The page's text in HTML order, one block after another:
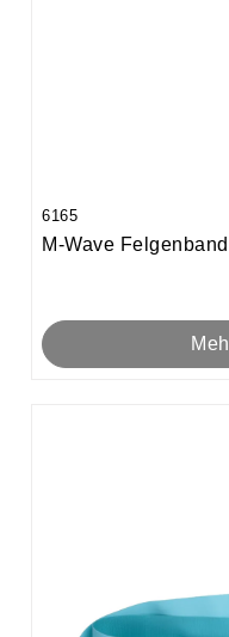
6165
M-Wave